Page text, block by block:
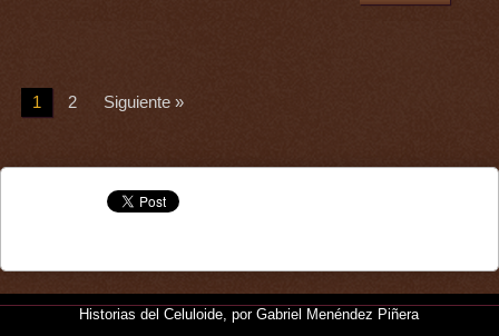
1 2 Siguiente »
Historias del Celuloide, por Gabriel Menéndez Piñera